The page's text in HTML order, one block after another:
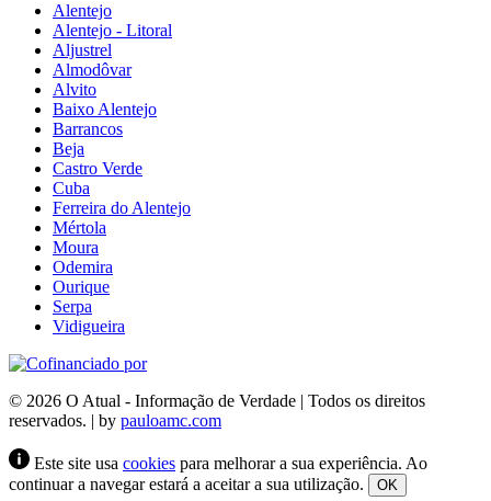
Alentejo
Alentejo - Litoral
Aljustrel
Almodôvar
Alvito
Baixo Alentejo
Barrancos
Beja
Castro Verde
Cuba
Ferreira do Alentejo
Mértola
Moura
Odemira
Ourique
Serpa
Vidigueira
© 2026 O Atual - Informação de Verdade | Todos os direitos
reservados. | by pauloamc.com
Este site usa cookies para melhorar a sua experiência. Ao
continuar a navegar estará a aceitar a sua utilização.
OK